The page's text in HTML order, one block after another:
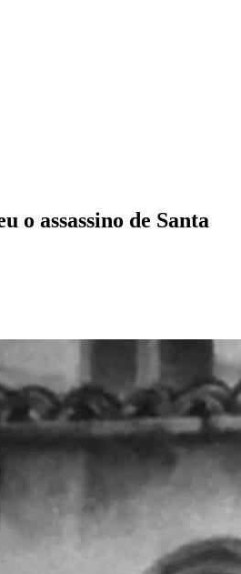
o assassino de Santa